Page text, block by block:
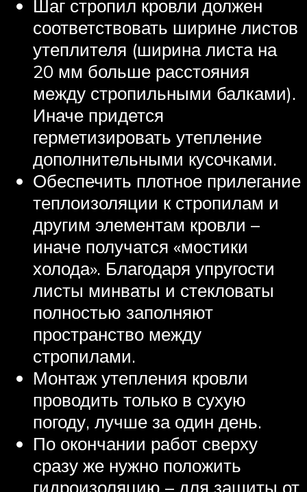
Шаг стропил кровли должен
соответствовать ширине листов
утеплителя (ширина листа на
20 мм больше расстояния
между стропильными балками).
Иначе придется
герметизировать утепление
дополнительными кусочками.
Обеспечить плотное прилегание
теплоизоляции к стропилам и
другим элементам кровли –
иначе получатся «мостики
холода». Благодаря упругости
листы минваты и стекловаты
полностью заполняют
пространство между
стропилами.
Монтаж утепления кровли
проводить только в сухую
погоду, лучше за один день.
По окончании работ сверху
сразу же нужно положить
гидроизоляцию – для защиты от